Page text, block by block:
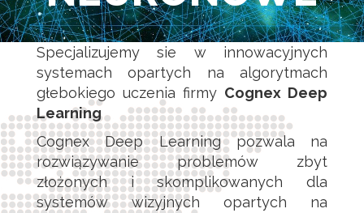
Specjalizujemy sie w innowacyjnych
systemach opartych na algorytmach
głebokiego uczenia firmy Cognex Deep
Learning
Cognex Deep Learning pozwala na
rozwiązywanie problemów zbyt
złożonych i skomplikowanych dla
systemów wizyjnych opartych na